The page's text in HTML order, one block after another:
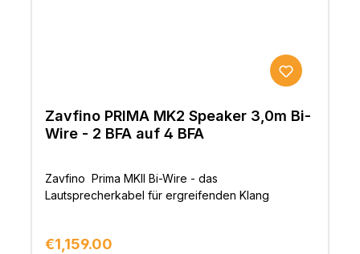
Zavfino PRIMA MK2 Speaker 3,0m Bi-
Wire - 2 BFA auf 4 BFA
Zavfino Prima MKII Bi-Wire - das
Lautsprecherkabel für ergreifenden Klang
Regular price:
€1,159.00